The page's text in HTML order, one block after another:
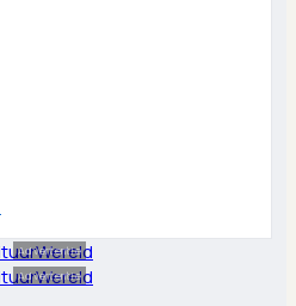
Advertentie
Advertentie